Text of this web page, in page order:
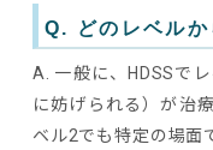
Q. どのレベルか
A. 一般に、HDSSで
に妨げられる）が治
ベル2でも特定の場面